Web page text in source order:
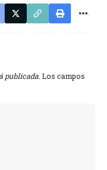
publicada. Los campos